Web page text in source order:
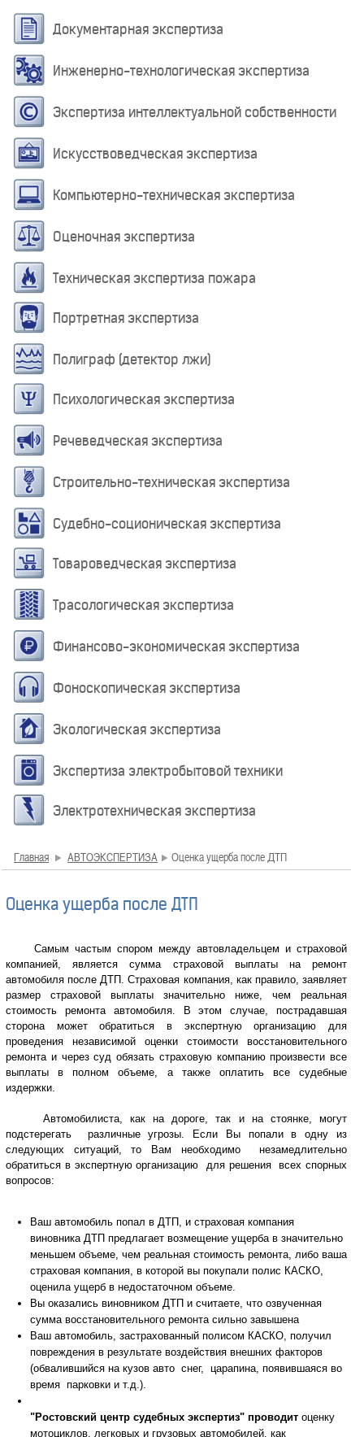
Документарная экспертиза
Инженерно-технологическая экспертиза
Экспертиза интеллектуальной собственности
Искусствоведческая экспертиза
Компьютерно-техническая экспертиза
Оценочная экспертиза
Техническая экспертиза пожара
Портретная экспертиза
Полиграф (детектор лжи)
Психологическая экспертиза
Речеведческая экспертиза
Строительно-техническая экспертиза
Судебно-соционическая экспертиза
Товароведческая экспертиза
Трасологическая экспертиза
Финансово-экономическая экспертиза
Фоноскопическая экспертиза
Экологическая экспертиза
Экспертиза электробытовой техники
Электротехническая экспертиза
Главная АВТОЭКСПЕРТИЗА Оценка ущерба после ДТП
Оценка ущерба после ДТП
Самым частым спором между автовладельцем и страховой
компанией, является сумма страховой выплаты на ремонт
автомобиля после ДТП. Страховая компания, как правило, заявляет
размер страховой выплаты значительно ниже, чем реальная
стоимость ремонта автомобиля. В этом случае, пострадавшая
сторона может обратиться в экспертную организацию для
проведения независимой оценки стоимости восстановительного
ремонта и через суд обязать страховую компанию произвести все
выплаты в полном объеме, а также оплатить все судебные
издержки.
Автомобилиста, как на дороге, так и на стоянке, могут
подстерегать различные угрозы. Если Вы попали в одну из
следующих ситуаций, то Вам необходимо незамедлительно
обратиться в экспертную организацию для решения всех спорных
вопросов:
Ваш автомобиль попал в ДТП, и страховая компания
виновника ДТП предлагает возмещение ущерба в значительно
меньшем объеме, чем реальная стоимость ремонта, либо ваша
страховая компания, в которой вы покупали полис КАСКО,
оценила ущерб в недостаточном объеме.
Вы оказались виновником ДТП и считаете, что озвученная
сумма восстановительного ремонта сильно завышена
Ваш автомобиль, застрахованный полисом КАСКО, получил
повреждения в результате воздействия внешних факторов
(обвалившийся на кузов авто снег, царапина, появившаяся во
время парковки и т.д.).
"Ростовский центр судебных экспертиз" проводит оценку
мотоциклов, легковых и грузовых автомобилей, как